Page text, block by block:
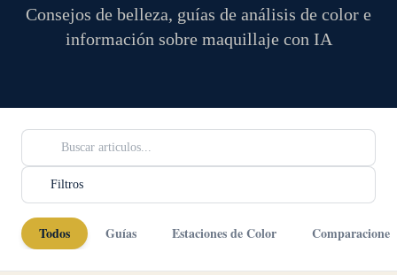
Consejos de belleza, guías de análisis de color e
información sobre maquillaje con IA
Filtros
Todos Guías Estaciones de Color Comparaciones